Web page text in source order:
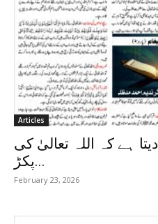
Articles
ہے کہ اللہ تعالیٰ کی
پکڑ...
February 23, 2026